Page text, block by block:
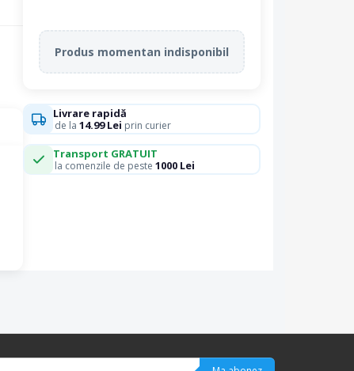
Produs momentan indisponibil
Livrare rapidă
de la 14.99 Lei prin curier
Transport GRATUIT
la comenzile de peste 1000 Lei